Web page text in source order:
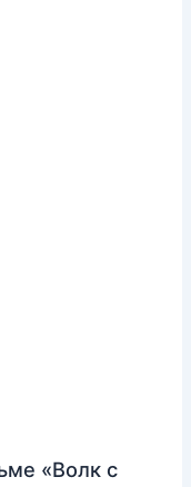
«Волк с